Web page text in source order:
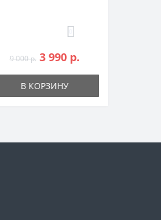
9 000 р. 3 990 р.
В КОРЗИНУ